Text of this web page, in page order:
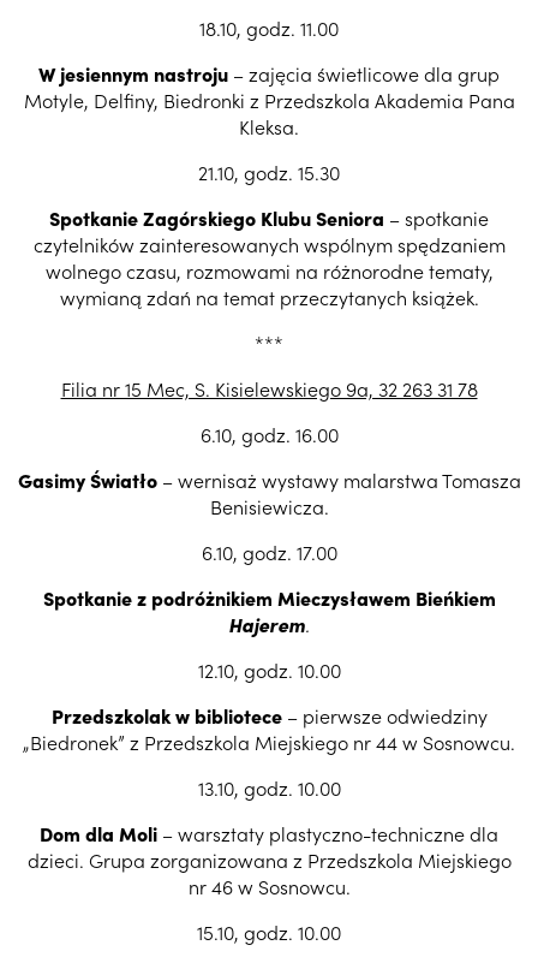
18.10, godz. 11.00
W jesiennym nastroju – zajęcia świetlicowe dla grup
Motyle, Delfiny, Biedronki z Przedszkola Akademia Pana
Kleksa.
21.10, godz. 15.30
Spotkanie Zagórskiego Klubu Seniora – spotkanie
czytelników zainteresowanych wspólnym spędzaniem
wolnego czasu, rozmowami na różnorodne tematy,
wymianą zdań na temat przeczytanych książek.
***
Filia nr 15 Mec, S. Kisielewskiego 9a, 32 263 31 78
6.10, godz. 16.00
Gasimy Światło– wernisaż wystawy malarstwa Tomasza
Benisiewicza.
6.10, godz. 17.00
Spotkanie z podróżnikiem Mieczysławem Bieńkiem
Hajerem.
12.10, godz. 10.00
Przedszkolak w bibliotece– pierwsze odwiedziny
„Biedronek” z Przedszkola Miejskiego nr 44 w Sosnowcu.
13.10, godz. 10.00
Dom dla Moli – warsztaty plastyczno-techniczne dla
dzieci. Grupa zorganizowana z Przedszkola Miejskiego
nr 46 w Sosnowcu.
15.10, godz. 10.00